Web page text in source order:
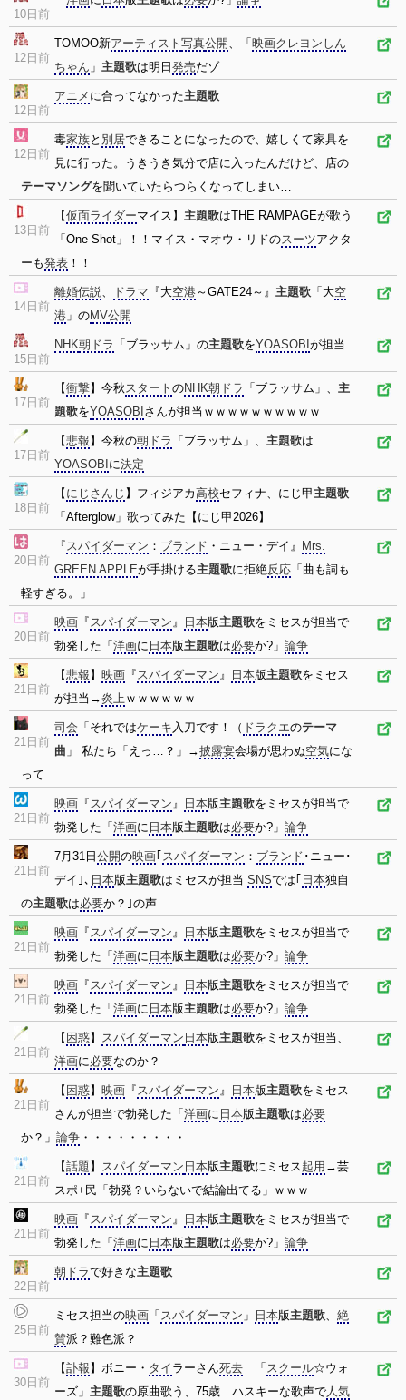
10日前
12日前
TOMOO新アーティスト 写真公開 、「 映画クレヨンしん
ちゃん 」 主題歌は明日 発売だゾ
12日前
アニメ に合ってなかった主題歌
12日前
毒家族と 別居できることになったので、嬉しくて家具を
見に行った。うきうき気分で店に入ったんだけど、店の
テーマソングを聞いていたらつらくなってしまい…
13日前
【仮面ライダーマイス】 主題歌はTHE RAMPAGEが歌う
「One Shot」！！マイス・マオウ・リドのスーツアクタ
ーも発表 ！！
14日前
離婚伝説、 ドラマ 『大空港～GATE24～』 主題歌 「大空
港 」のMV公開
15日前
NHK朝ドラ 「ブラッサム」の主題歌をYOASOBI が担当
17日前
【衝撃】今秋スタート のNHK朝ドラ 「ブラッサム」、 主
題歌をYOASOBI さんが担当ｗｗｗｗｗｗｗｗｗｗ
17日前
【悲報 】今秋の朝ドラ 「ブラッサム」、 主題歌は
YOASOBI に決定
18日前
【 にじさんじ 】フィジアカ高校セフィナ、にじ甲主題歌
「Afterglow」歌ってみた【にじ甲2026】
20日前
『スパイダーマン ： ブランド ・ニュー・デイ』
Mrs.
GREEN APPLEが手掛ける主題歌に拒絶反応 「曲も詞も
軽すぎる。」
20日前
映画 『スパイダーマン』 日本版主題歌をミセスが担当で
勃発した「 洋画に 日本版主題歌は必要か?」 論争
21日前
【悲報 】 映画 『スパイダーマン』 日本版主題歌をミセス
が担当→炎上ｗｗｗｗｗｗ
21日前
司会 「それではケーキ 入刀です！（ ドラクエのテーマ
曲 」 私たち「えっ…？」→披露宴会場が思わぬ空気にな
って…
21日前
映画 『スパイダーマン』 日本版主題歌をミセスが担当で
勃発した「 洋画に 日本版主題歌は必要か?」 論争
21日前
7月31日 公開の映画｢ スパイダーマン ： ブランド ･ニュー･
デイ｣､ 日本版主題歌はミセスが担当 SNSでは｢ 日本独自
の主題歌は必要か？｣の声
21日前
映画 『スパイダーマン』 日本版主題歌をミセスが担当で
勃発した「 洋画に 日本版主題歌は必要か?」 論争
21日前
映画 『スパイダーマン』 日本版主題歌をミセスが担当で
勃発した「 洋画に 日本版主題歌は必要か?」 論争
21日前
【 困惑】 スパイダーマン 日本版主題歌をミセスが担当、
洋画に必要なのか？
21日前
【 困惑】 映画 『スパイダーマン』 日本版主題歌をミセス
さんが担当で勃発した「 洋画に 日本版主題歌は必要
か？」 論争 ・・・・・・・・・
21日前
【話題 】 スパイダーマン 日本版主題歌にミセス起用 →芸
スポ+民「勃発？いらないで結論出てる」ｗｗｗ
21日前
映画 『スパイダーマン』 日本版主題歌をミセスが担当で
勃発した「 洋画に 日本版主題歌は必要か?」 論争
22日前
朝ドラで好きな主題歌
25日前
ミセス担当の映画 「 スパイダーマン 」 日本版主題歌、 絶
賛派？難色派？
30日前
【訃報 】ボニー・ タイ ラーさん死去 「 スクール☆ウォ
ーズ」 主題歌の原曲歌う、75歳…ハスキーな歌声で人気